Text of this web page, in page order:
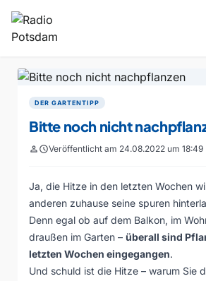
DER GARTENTIPP
Bitte noch nicht
personscheduleVeröffentlicht am 24.08.2022 um 18:49
Ja, die Hitze in den letzten Wochen
anderen zuhause seine spuren
Denn egal ob auf dem Balkon, im
draußen im Garten – überall sind
letzten Wochen eingegangen.
Und schuld ist die Hitze – warum Sie